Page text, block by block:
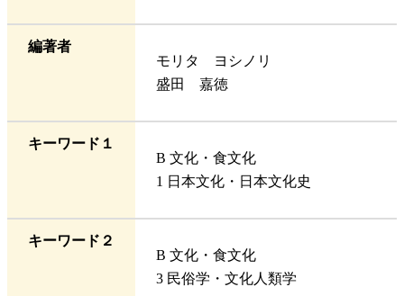
編著者
モリタ ヨシノリ
盛田 嘉徳
キーワード１
B 文化・食文化
1 日本文化・日本文化史
キーワード２
B 文化・食文化
3 民俗学・文化人類学